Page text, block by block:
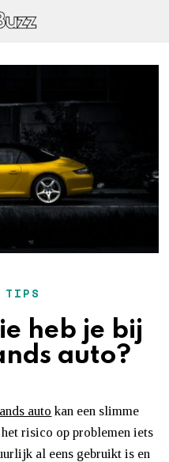
TIPS
heb je bij
auto?
auto kan een slimme
risico op problemen iets
al eens gebruikt is en